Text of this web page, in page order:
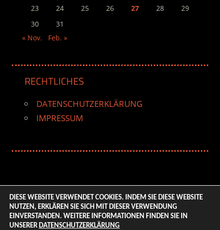
23
24 25 26 27 28
29
30
31
« Nov.
Feb. »
RECHTLICHES
DATENSCHUTZERKLÄRUNG
IMPRESSUM
© 2026 ENTERTAINMENT BASE – Life & Style Magazine.
All Rights Reserved. | Based on
DIESE WEBSITE VERWENDET COOKIES. INDEM SIE DIESE WEBSITE
NUTZEN, ERKLÄREN SIE SICH MIT DIESER VERWENDUNG
EINVERSTANDEN. WEITERE INFORMATIONEN FINDEN SIE IN
UNSERER DATENSCHUTZERKLÄRUNG